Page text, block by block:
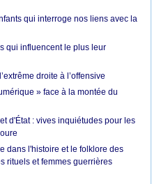
qui interroge nos liens avec la
qui influencent le plus leur
droite à l’offensive
» face à la montée du
d'État : vives inquiétudes pour les
dans l'histoire et le folklore des
rituels et femmes guerrières